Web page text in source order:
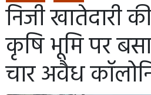
निजी खातेदारी
कृषि भूमि पर
चार अवैध